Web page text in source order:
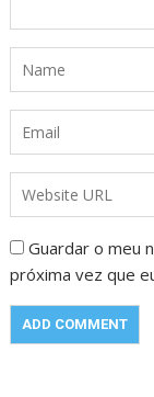
Guardar o meu
próxima vez que